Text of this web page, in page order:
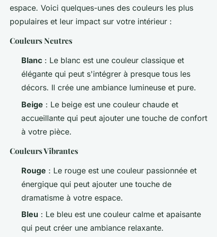
espace. Voici quelques-unes des couleurs les plus
populaires et leur impact sur votre intérieur :
Couleurs Neutres
Blanc : Le blanc est une couleur classique et
élégante qui peut s'intégrer à presque tous les
décors. Il crée une ambiance lumineuse et pure.
Beige : Le beige est une couleur chaude et
accueillante qui peut ajouter une touche de confort
à votre pièce.
Couleurs Vibrantes
Rouge : Le rouge est une couleur passionnée et
énergique qui peut ajouter une touche de
dramatisme à votre espace.
Bleu : Le bleu est une couleur calme et apaisante
qui peut créer une ambiance relaxante.